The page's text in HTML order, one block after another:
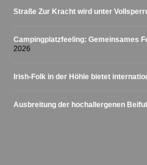
Straße Zur Kracht wird unter
Campingplatzfeeling: Gemeinsames
2026
Irish-Folk in der Höhle bietet
Ausbreitung der hochallergenen